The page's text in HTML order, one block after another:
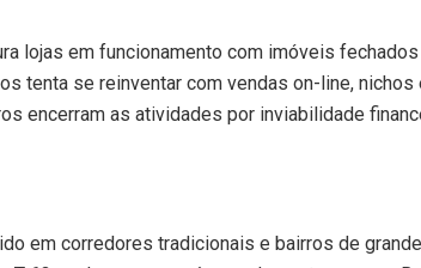
lojas em funcionamento com imóveis fechados
tenta se reinventar com vendas on-line,
encerram as atividades por inviabilidade
em corredores tradicionais e bairros de